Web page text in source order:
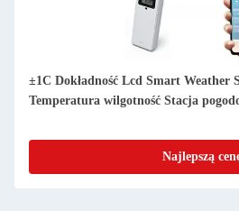
5 w 1 Wiatr / Deszcz / Inteligentna
Stacja Monitorowania Pogody / Faza
Najlepszą